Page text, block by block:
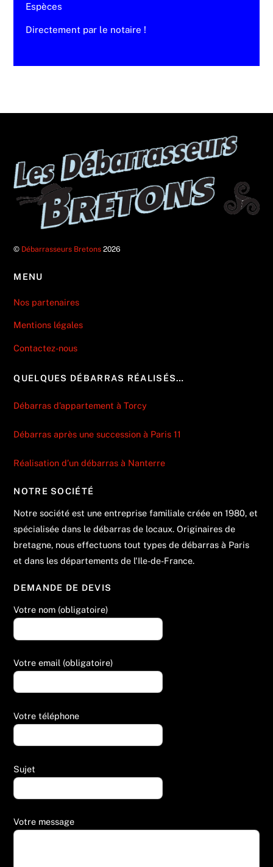
Espèces
Directement par le notaire !
© Débarrasseurs Bretons 2026
MENU
Nos partenaires
Mentions légales
Contactez-nous
QUELQUES DÉBARRAS RÉALISÉS…
Débarras d’appartement à Torcy
Débarras après une succession à Paris 11
Réalisation d’un débarras à Nanterre
NOTRE SOCIÉTÉ
Notre société est une entreprise familiale créée en 1980, et
spécialisée dans le débarras de locaux. Originaires de
bretagne, nous effectuons tout types de débarras à Paris
et dans les départements de l'Ile-de-France.
DEMANDE DE DEVIS
Votre nom (obligatoire)
Votre email (obligatoire)
Votre téléphone
Sujet
Votre message